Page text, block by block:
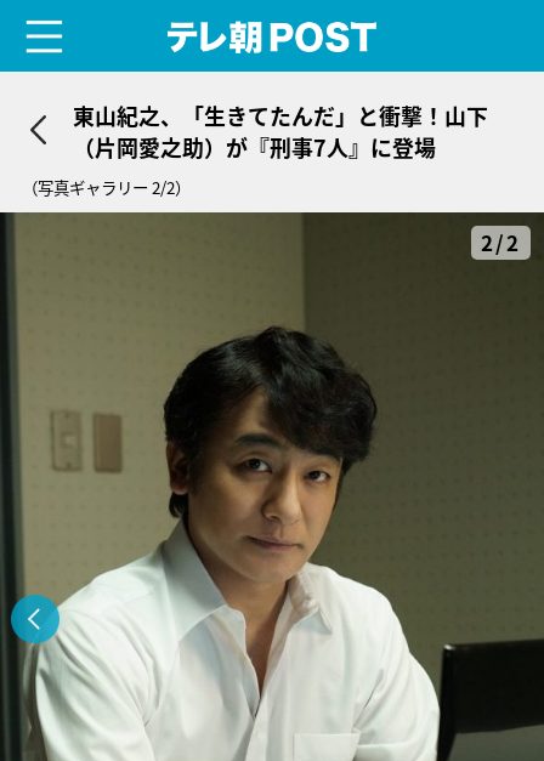
東山紀之、「生きてたんだ」と衝撃！山下
（片岡愛之助）が『刑事7人』に登場
（写真ギャラリー 2/2）
2/2